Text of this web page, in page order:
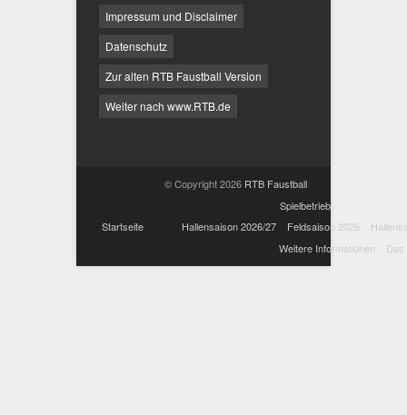
Impressum und Disclaimer
Datenschutz
Zur alten RTB Faustball Version
Weiter nach www.RTB.de
© Copyright 2026 RTB Faustball
Startseite
Spielbetrieb
Hallensaison 2026/27
Feldsaison 2026
Weitere Informationen
Das